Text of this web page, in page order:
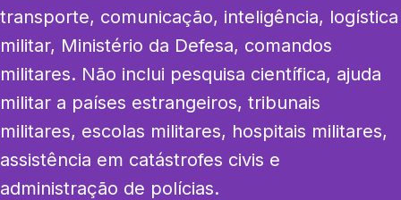
transporte, comunicação, inteligência, logística
militar, Ministério da Defesa, comandos
militares. Não inclui pesquisa científica, ajuda
militar a países estrangeiros, tribunais
militares, escolas militares, hospitais militares,
assistência em catástrofes civis e
administração de polícias.